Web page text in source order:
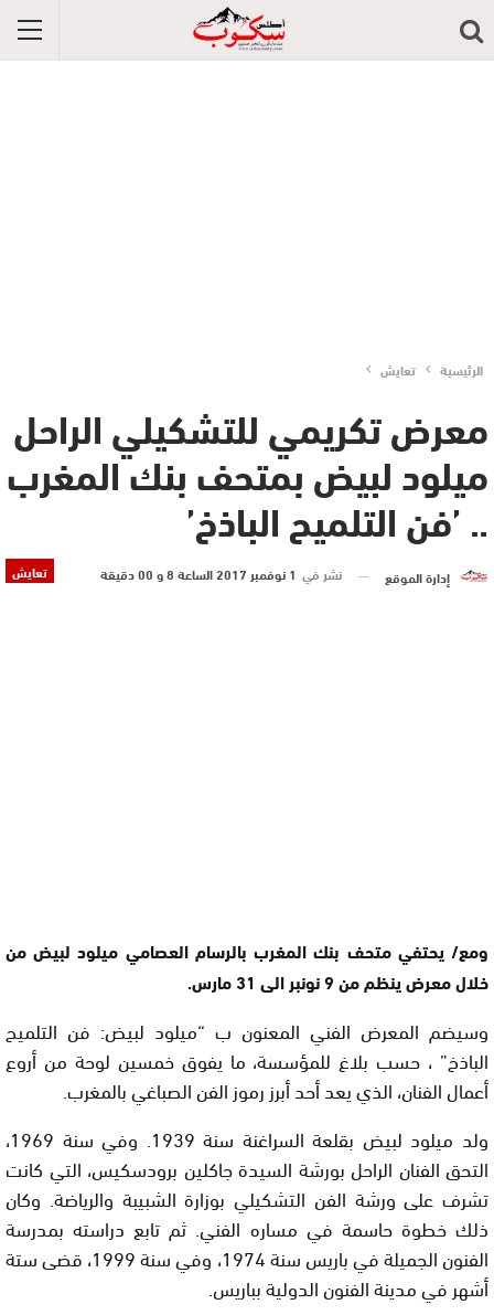
الرئيسية تعايش
معرض تكريمي للتشكيلي الراحل
ميلود لبيض بمتحف بنك المغرب
.. ’فن التلميح الباذخ’
تعايش إدارة الموقع نشر في 1 نوفمبر 2017 الساعة 8 و 00 دقيقة
ومع/ يحتفي متحف بنك المغرب بالرسام العصامي ميلود لبيض من
خلال معرض ينظم من 9 نونبر الى 31 مارس.
وسيضم المعرض الفني المعنون ب “ميلود لبيض: فن التلميح
الباذخ” ، حسب بلاغ للمؤسسة، ما يفوق خمسين لوحة من أروع
أعمال الفنان، الذي يعد أحد أبرز رموز الفن الصباغي بالمغرب.
ولد ميلود لبيض بقلعة السراغنة سنة 1939. وفي سنة 1969،
التحق الفنان الراحل بورشة السيدة جاكلين برودسكيس، التي كانت
تشرف على ورشة الفن التشكيلي بوزارة الشبيبة والرياضة. وكان
ذلك خطوة حاسمة في مساره الفني. ثم تابع دراسته بمدرسة
الفنون الجميلة في باريس سنة 1974، وفي سنة 1999، قضى ستة
أشهر في مدينة الفنون الدولية بباريس.